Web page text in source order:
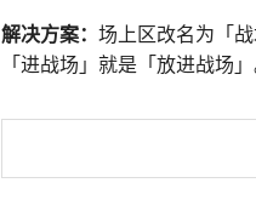
解决方案： 场上区改名为「
「进战场」就是「放进战场